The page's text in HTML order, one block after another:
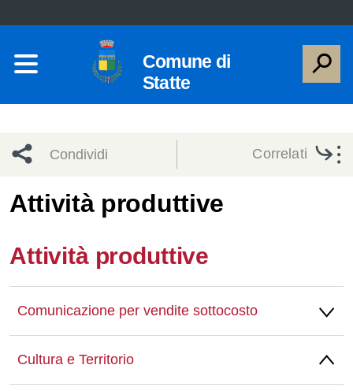
Comune di
Statte
Condividi
network
Condividi
Condividi
Facebook
su
Twitter
Condividi
su
Facebook
Condividi
su
Whatsapp
Correlati
Attività produttive
Attività produttive
Comunicazione per vendite sottocosto
Cultura e Territorio